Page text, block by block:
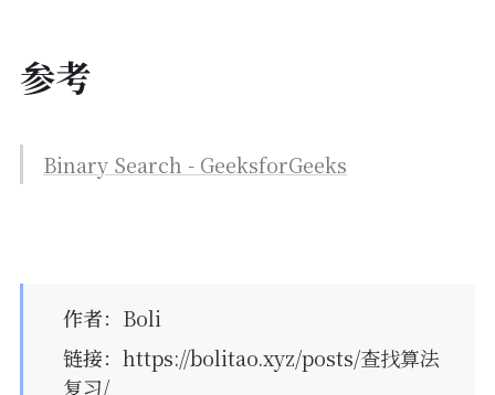
参考
Binary Search - GeeksforGeeks
作者： Boli
链接： https://bolitao.xyz/posts/查找算法
复习/